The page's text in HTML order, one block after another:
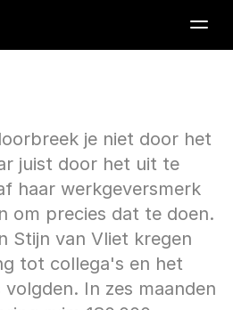
je niet door het
juist door het uit te
haar werkgeversmerk
om precies dat te doen.
Stijn van Vliet kregen
tot collega's en het
In zes maanden